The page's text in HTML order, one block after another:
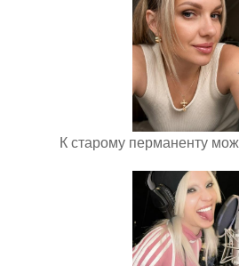
К старому перманенту